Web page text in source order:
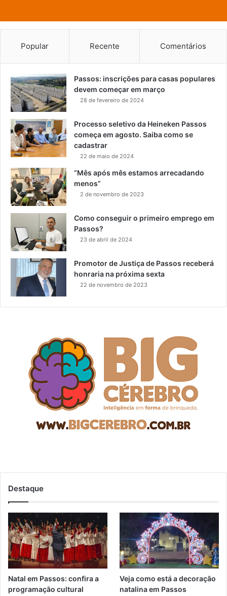
Popular Recente Comentários
Passos: inscrições para casas populares
devem começar em março
28 de fevereiro de 2024
Processo seletivo da Heineken Passos
começa em agosto. Saiba como se
cadastrar
22 de maio de 2024
“Mês após mês estamos arrecadando
menos”
2 de novembro de 2023
Como conseguir o primeiro emprego em
Passos?
23 de abril de 2024
Promotor de Justiça de Passos receberá
honraria na próxima sexta
22 de novembro de 2023
Destaque
Natal em Passos: confira a
programação cultural
Veja como está a decoração
natalina em Passos